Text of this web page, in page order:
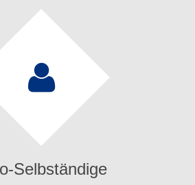
Selbständige